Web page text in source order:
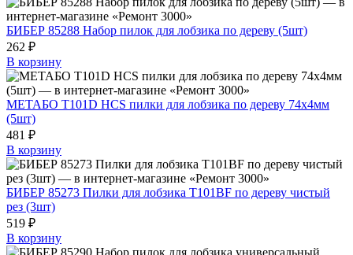
БИБЕР 85288 Набор пилок для лобзика по дереву (5шт)
262 ₽
В корзину
МЕТАБО T101D HCS пилки для лобзика по дереву 74х4мм
(5шт)
481 ₽
В корзину
БИБЕР 85273 Пилки для лобзика Т101ВF по дереву чистый
рез (3шт)
519 ₽
В корзину